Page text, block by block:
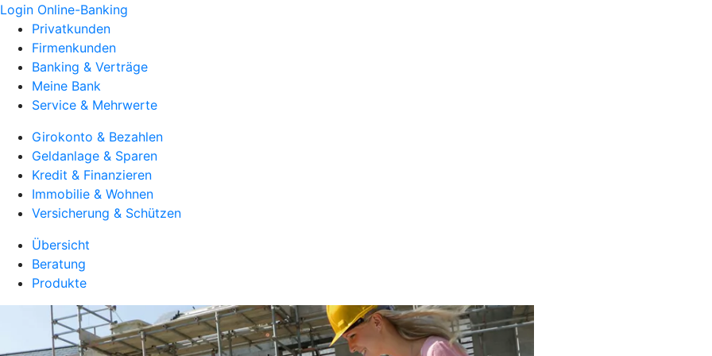
Login Online-Banking
Privatkunden
Firmenkunden
Banking & Verträge
Meine Bank
Service & Mehrwerte
Girokonto & Bezahlen
Geldanlage & Sparen
Kredit & Finanzieren
Immobilie & Wohnen
Versicherung & Schützen
Übersicht
Beratung
Produkte